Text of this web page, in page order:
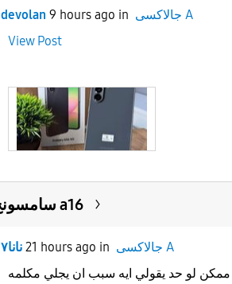
devolan 9 hours ago in
جالاكسى A
View Post
سامسونج a16
نانا٧ 21 hours ago in
جالاكسى A
لو حد يقولي ايه سبب ان يجلي مكلمه